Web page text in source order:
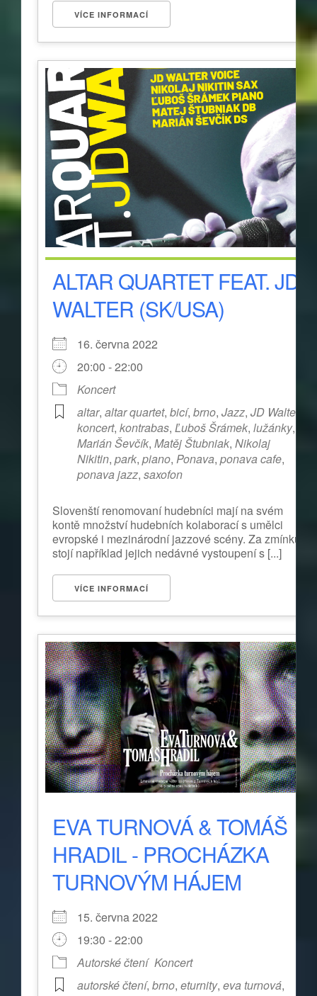
VÍCE INFORMACÍ
ALTAR QUARTET FEAT. JD
WALTER (SK/USA)
16. června 2022
20:00 - 22:00
Koncert
altar,altar quartet,bicí,brno,Jazz,JD Walter
koncert,kontrabas,Ľuboš Šrámek,lužánky,
Marián Ševčík,Matěj Štubniak,Nikolaj
Nikitin,park,piano,Ponava,ponava cafe,
ponava jazz,saxofon
Slovenští renomovaní hudebníci mají na svém
kontě množství hudebních kolaborací s umělci
evropské i mezinárodní jazzové scény. Za zmínku
stojí například jejich nedávné vystoupení s [...]
VÍCE INFORMACÍ
EVA TURNOVÁ & TOMÁŠ
HRADIL - PROCHÁZKA
TURNOVÝM HÁJEM
15. června 2022
19:30 - 22:00
Autorské čtení Koncert
autorské čtení,brno,eturnity,eva turnová,